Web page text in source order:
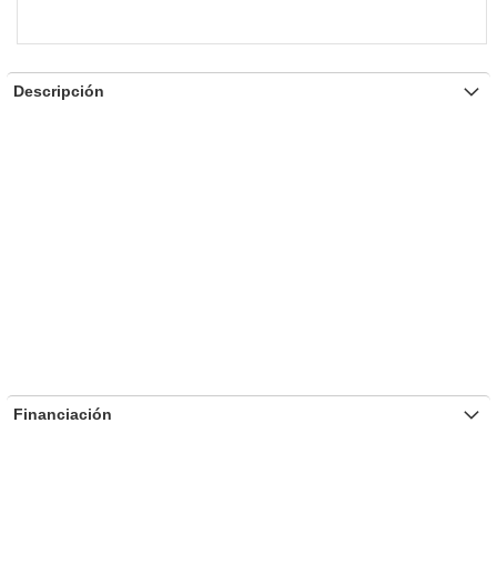
Descripción
Financiación